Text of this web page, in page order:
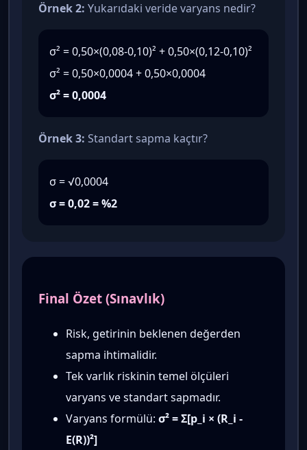
Örnek 2: Yukarıdaki veride varyans nedir?
σ² = 0,50×(0,08-0,10)² + 0,50×(0,12-0,10)²
σ² = 0,50×0,0004 + 0,50×0,0004
σ² = 0,0004
Örnek 3: Standart sapma kaçtır?
σ = √0,0004
σ = 0,02 = %2
Final Özet (Sınavlık)
Risk, getirinin beklenen değerden
sapma ihtimalidir.
Tek varlık riskinin temel ölçüleri
varyans ve standart sapmadır.
Varyans formülü: σ² = Σ[p_i × (R_i -
E(R))²]